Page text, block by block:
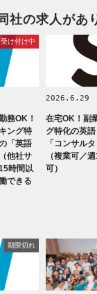
社の求人があ
受け付け中
務OK！
ング特
「英語
他社サ
時間以
できる
2026.6.29
在宅OK！副
グ特化の英
「コンサル
（複業可／
可）
期限切れ